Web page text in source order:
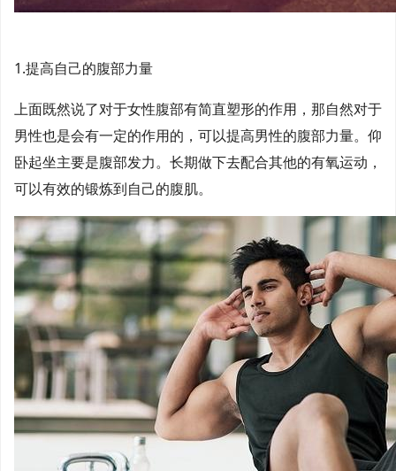
1.提高自己的腹部力量
上面既然说了对于女性腹部有简直塑形的作用，那自然对于
男性也是会有一定的作用的，可以提高男性的腹部力量。仰
卧起坐主要是腹部发力。长期做下去配合其他的有氧运动，
可以有效的锻炼到自己的腹肌。